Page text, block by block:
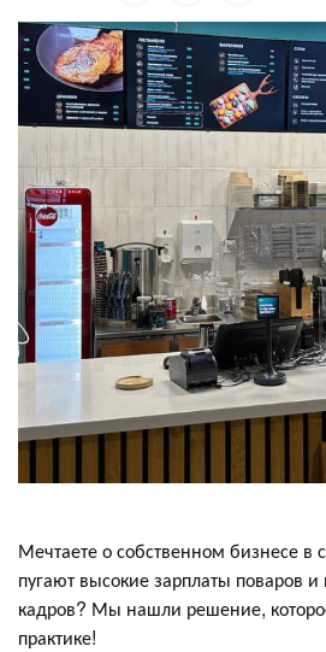
Мечтаете о собственном бизнесе в
пугают высокие зарплаты поваров и
кадров? Мы нашли решение,
практике!